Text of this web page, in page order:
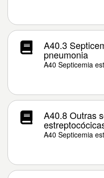
A40.3
pneumonia
A40 Septicemia
A40.8 Outras
A40 Septicemia